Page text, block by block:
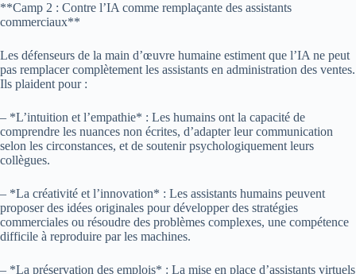
**Camp 2 : Contre l’IA comme remplaçante des assistants
commerciaux**
Les défenseurs de la main d’œuvre humaine estiment que l’IA ne peut
pas remplacer complètement les assistants en administration des ventes.
Ils plaident pour :
– *L’intuition et l’empathie* : Les humains ont la capacité de
comprendre les nuances non écrites, d’adapter leur communication
selon les circonstances, et de soutenir psychologiquement leurs
collègues.
– *La créativité et l’innovation* : Les assistants humains peuvent
proposer des idées originales pour développer des stratégies
commerciales ou résoudre des problèmes complexes, une compétence
difficile à reproduire par les machines.
– *La préservation des emplois* : La mise en place d’assistants virtuels